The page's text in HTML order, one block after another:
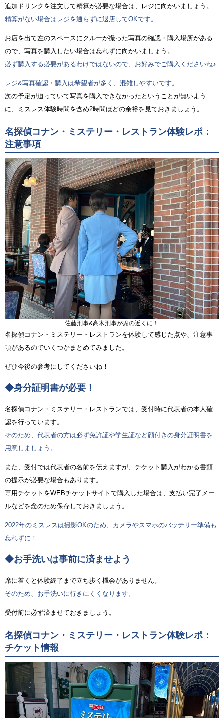
追加ドリンクを注文して精算が必要な場合は、レジに向かいましょう。
精算がない場合はレジを通らずに退店してOKです。
お店を出て左のスペースにクルーが撮った写真の確認・購入場所がある
ので、写真を購入したい場合は忘れずに向かいましょう。
必ず購入する必要があるわけではないので、お好みでご購入くださいね♪
レジ&写真確認・購入は希望者が多く、混雑しやすいです。
次の予定が迫っていて写真を購入できなかったということが無いよう
に、ミスレス体験時間を含め2時間ほどの余裕を見ておきましょう。
名探偵コナン・ミステリー・レストラン体験レポ：
注意事項
佐藤刑事&高木刑事が席の近くに！
名探偵コナン・ミステリー・レストランを体験して感じた点や、注意事
項があるのでいくつかまとめてみました。
ぜひ今後の参考にしてくださいね！
◆身分証明書が必要！
名探偵コナン・ミステリー・レストランでは、受付時に代表者の本人確
認を行っています。
そのため、代表者の方は必ず免許証や学生証など顔付きの身分証明書を
用意しましょう。
また、受付では代表者の名前を伝えますが、チケット購入がわかる書類
の提示が必要な場合もあります。
専用チケットをWEBチケットサイトで購入した場合は、支払い完了メー
ルなどを念のため保存しておきましょう。
2022年のミスレスは撮影OKのため、カメラやスマホのバッテリー準備も
忘れずに！
◆お手洗いは事前に済ませよう
席に着くと体験終了まで立ち歩く機会がありません。
そのため、お手洗いに行きにくくなります。
受付前に必ず済ませておきましょう。
名探偵コナン・ミステリー・レストラン体験レポ：
チケット情報